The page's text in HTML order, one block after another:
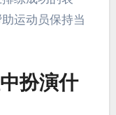
运动员保持当
扮演什